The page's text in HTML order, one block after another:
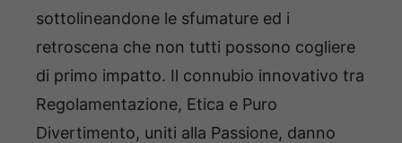
sottolineandone le sfumature ed i
retroscena che non tutti possono cogliere
di primo impatto. Il connubio innovativo tra
Regolamentazione, Etica e Puro
Divertimento, uniti alla Passione, danno